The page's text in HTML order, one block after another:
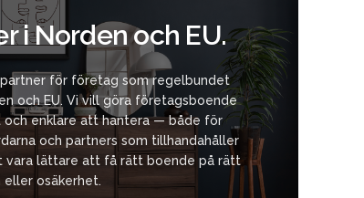
i Norden och EU.
för företag som regelbundet
och EU. Vi vill göra företagsboende
enklare att hantera — både för
och partners som tillhandahåller
vara lättare att få rätt boende på rätt
osäkerhet.